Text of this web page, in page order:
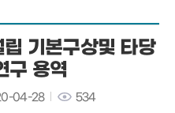
기본구상및 타당
구 용역
04-28 534